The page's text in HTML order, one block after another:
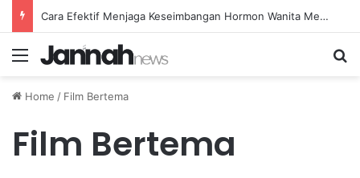
Cara Efektif Menjaga Keseimbangan Hormon Wanita Menjelang Menopause
Menu
Home / Film Bertema
Film Bertema